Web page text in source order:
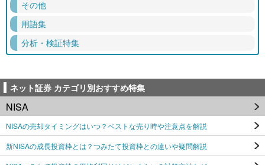
その他
用語集
分析・検証特集
ネット証券 カテゴリ別おすすめ特集
NISA
NISAの売却タイミングはいつ？ベストな売り時や注意点を解説
新NISAの成長投資枠とは？つみたて投資枠との違いや疑問解説